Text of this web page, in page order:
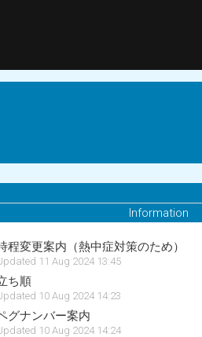
Information
程変更案内（熱中症対策のため）
11 Aug 2024 13:45
ち順
10 Aug 2024 14:23
グナンバー案内
10 Aug 2024 14:24